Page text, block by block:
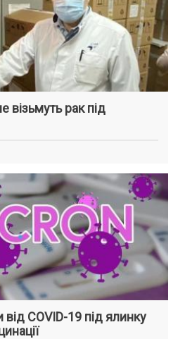
візьмуть рак під
від COVID-19 під ялинку